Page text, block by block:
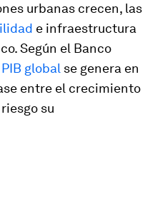
urbanas crecen, las
e infraestructura
Según el Banco
global se genera en
entre el crecimiento
su